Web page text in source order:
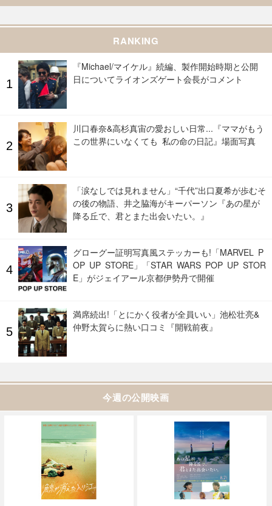
RANKING
『Michael/マイケル』続編、製作開始時期と公開
日についてライオンズゲート会長がコメント
川口春奈&高杉真宙の愛おしい日常...『ママがもう
この世界にいなくても 私の命の日記』場面写真
「涙なしでは見れません」“千代”出口夏希が歩むそ
の後の物語、井之脇海がキーパーソン『あの星が
降る丘で、君とまた出会いたい。』
グローグー証明写真風ステッカーも!「MARVEL P
OP UP STORE」「STAR WARS POP UP STOR
E」がジェイアール京都伊勢丹で開催
満席続出!「とにかく役者が全員いい」池松壮亮&
仲野太賀らに熱い口コミ『開戦前夜』
今週の公開映画